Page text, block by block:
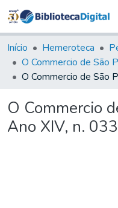
Início Hemeroteca
O Commercio de São
O Commercio
Ano XIV, n.